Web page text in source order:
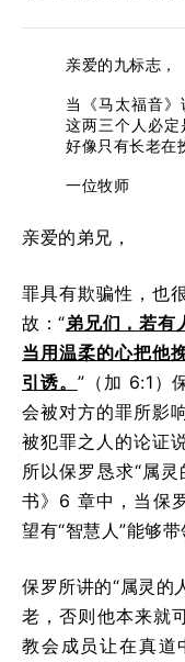
亲爱的九标志，
当《马太福音
这两三个人必定
好像只有长老在
一位牧师
亲爱的弟兄，
罪具有欺骗性，也
故：“弟兄们，若有
当用温柔的心把他
引诱。 ”（加 6:1）
会被对方的罪所影
被犯罪之人的论证
所以保罗恳求“属
书》6 章中，当保
望有“智慧人”能够带
保罗所讲的“属灵的
老，否则他本来就
教会成员让在真道